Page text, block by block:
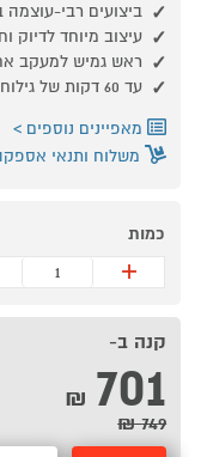
ביצועים רבי-עוצמה
עיצוב מיוחד לדיוק
ראש גמיש למעקב
עד 60 דקות של גילוח אלחוטי
מאפיינים נוספים
משלוח ותנאי
כמות
+
קנה ב-
701
₪
749 ₪